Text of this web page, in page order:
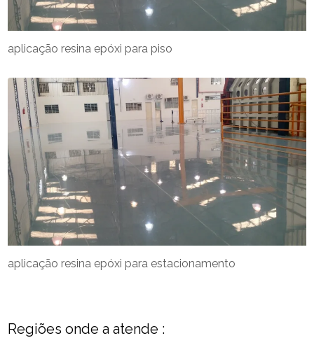
aplicação resina epóxi para piso
aplicação resina epóxi para estacionamento
Regiões onde a atende :